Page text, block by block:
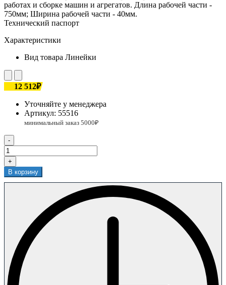
работах и сборке машин и агрегатов. Длина рабочей части -
750мм; Ширина рабочей части - 40мм.
Технический паспорт
Характеристики
Вид товара Линейки
12 512₽
Уточняйте у менеджера
Артикул: 55516
-
+
В корзину